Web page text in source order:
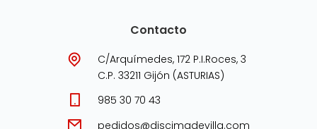
Contacto
C/Arquímedes, 172 P.I.Roces, 3
C.P. 33211 Gijón (ASTURIAS)
985 30 70 43
pedidos@discimadevilla.com